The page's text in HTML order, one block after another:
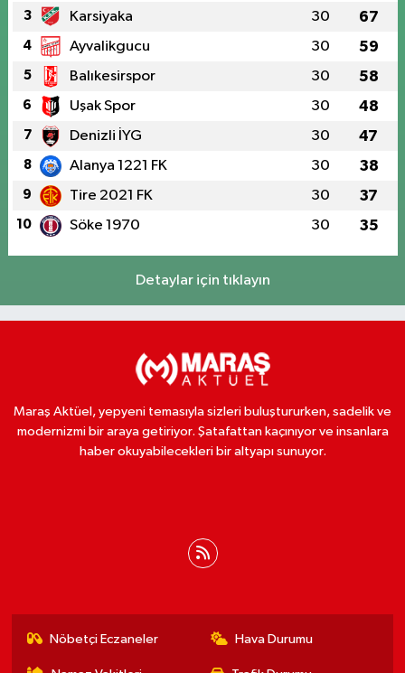
3 Karsiyaka 30 67
4 Ayvalikgucu 30 59
5 Balıkesirspor 30 58
6 Uşak Spor 30 48
7 Denizli İYG 30 47
8 Alanya 1221 FK 30 38
9 Tire 2021 FK 30 37
10 Söke 1970 30 35
Detaylar için tıklayın
Maraş Aktüel, yepyeni temasıyla sizleri buluştururken, sadelik ve
modernizmi bir araya getiriyor. Şatafattan kaçınıyor ve insanlara
haber okuyabilecekleri bir altyapı sunuyor.
Nöbetçi Eczaneler Hava Durumu